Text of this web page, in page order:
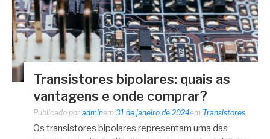
Transistores bipolares: quais as
vantagens e onde comprar?
Publicado por adminem 31 de janeiro de 2024em Transistores
Os transistores bipolares representam uma das